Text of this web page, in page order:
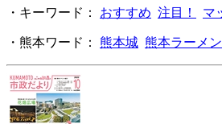
・キーワード： おすすめ 注目！ マ
・熊本ワード： 熊本城 熊本ラーメン